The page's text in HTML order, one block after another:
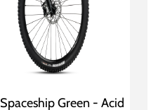
Green - Acid